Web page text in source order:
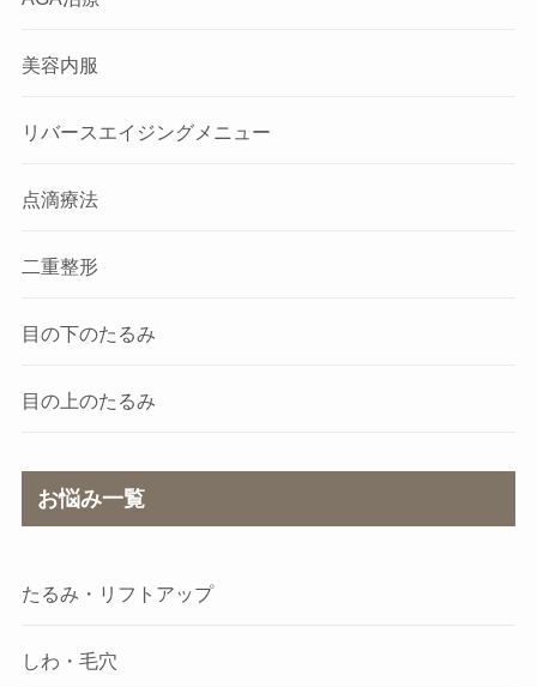
美容内服
リバースエイジングメニュー
点滴療法
二重整形
目の下のたるみ
目の上のたるみ
お悩み一覧
たるみ・リフトアップ
しわ・毛穴